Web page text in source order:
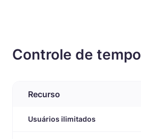
Controle de tempo
Recurso
Usuários ilimitados